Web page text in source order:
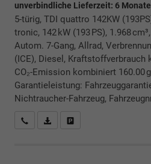
unverbindliche Lieferzeit: 6 Monate
5-türig, TDI quattro 142KW
tronic, 142 kW (193 PS), 1.968
Autom. 7-Gang, Allrad,
(ICE), Diesel, Kraftstoffverbrauch
CO₂-Emission kombiniert 160.00
Garantieleistung:
Nichtraucher-Fahrzeug,
Rückrufbitte absenden
PDF-Datei, Fahrzeugexposé